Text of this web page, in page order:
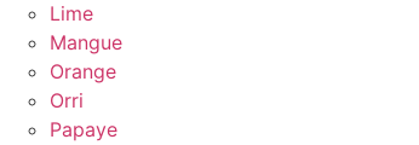
Lime
Mangue
Orange
Orri
Papaye